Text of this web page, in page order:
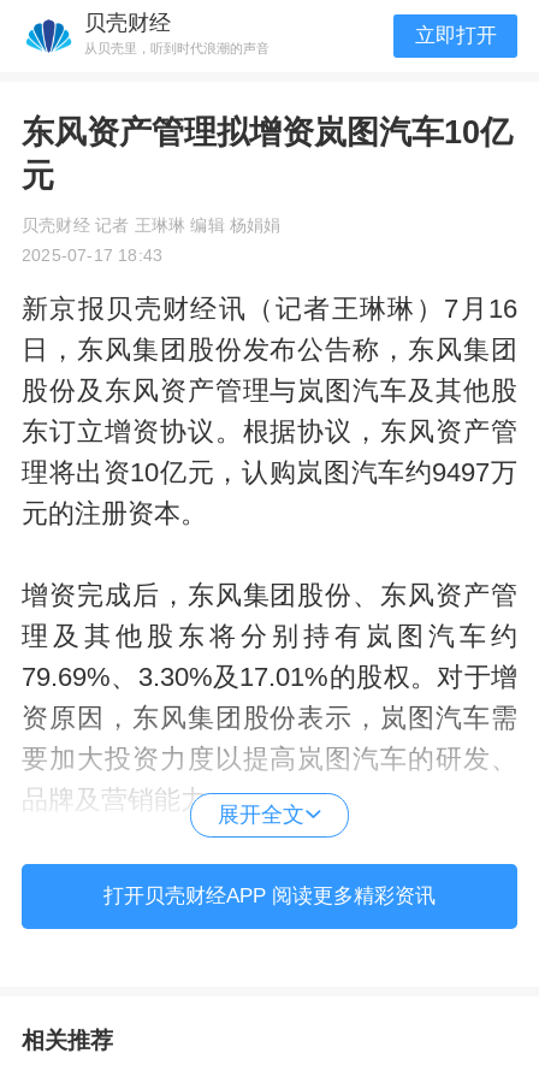
贝壳财经
从贝壳里，听到时代浪潮的声音
立即打开
东风资产管理拟增资岚图汽车10亿
元
贝壳财经 记者 王琳琳 编辑 杨娟娟
2025-07-17 18:43
新京报贝壳财经讯（记者王琳琳）7月16
日，东风集团股份发布公告称，东风集团
股份及东风资产管理与岚图汽车及其他股
东订立增资协议。根据协议，东风资产管
理将出资10亿元，认购岚图汽车约9497万
元的注册资本。
增资完成后，东风集团股份、东风资产管
理及其他股东将分别持有岚图汽车约
79.69%、3.30%及17.01%的股权。对于增
资原因，东风集团股份表示，岚图汽车需
要加大投资力度以提高岚图汽车的研发、
品牌及营销能力。
此外，根据东风集团股份的公告，2023年
岚图汽车税后净亏损14.72亿元，2024年税
岚图汽车在今年年初定下了力争达成年销
展开全文
打开贝壳财经APP 阅读更多精彩资讯
相关推荐